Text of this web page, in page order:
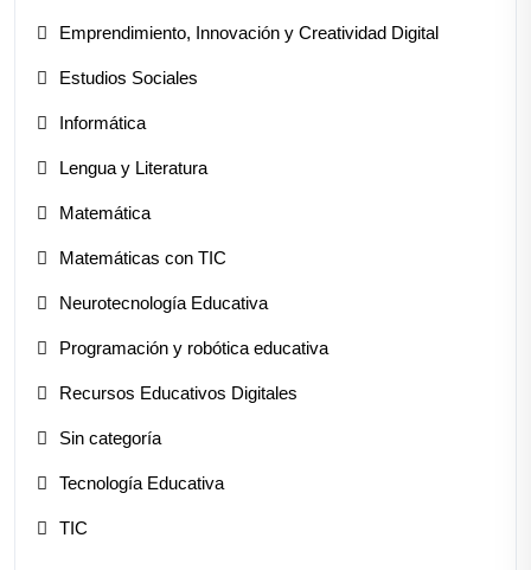
Emprendimiento, Innovación y Creatividad Digital
Estudios Sociales
Informática
Lengua y Literatura
Matemática
Matemáticas con TIC
Neurotecnología Educativa
Programación y robótica educativa
Recursos Educativos Digitales
Sin categoría
Tecnología Educativa
TIC